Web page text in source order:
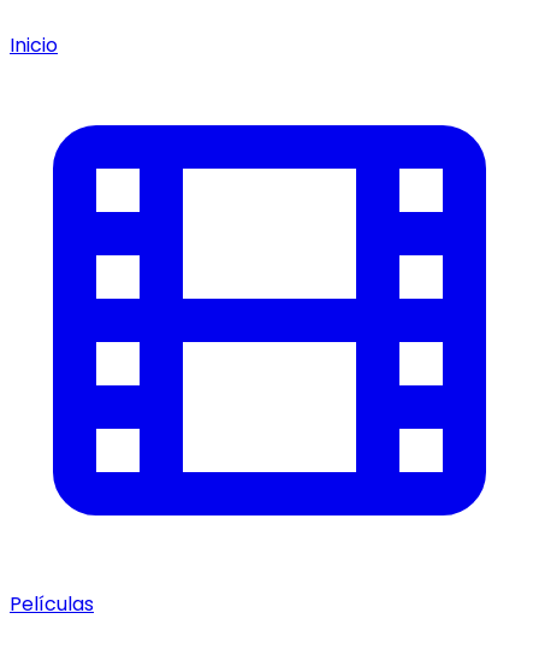
Inicio
Películas